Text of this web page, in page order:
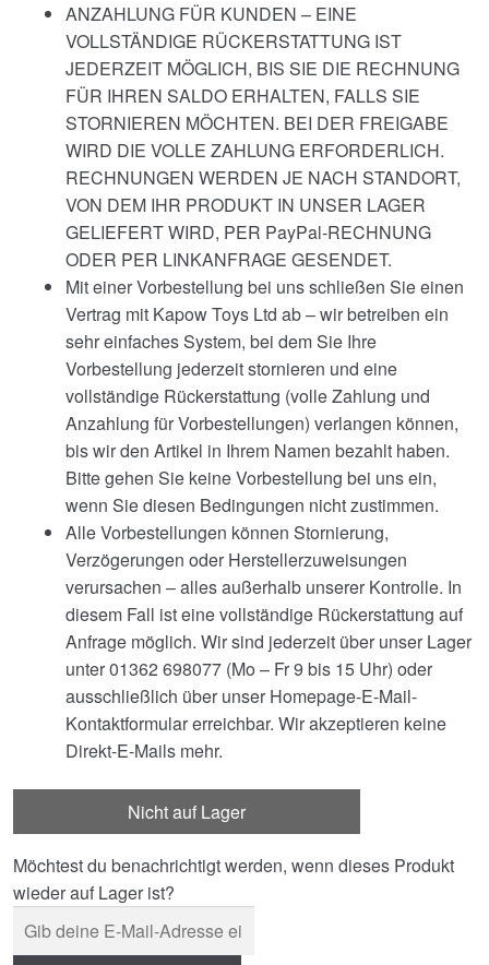
ANZAHLUNG FÜR KUNDEN – EINE
VOLLSTÄNDIGE RÜCKERSTATTUNG IST
JEDERZEIT MÖGLICH, BIS SIE DIE RECHNUNG
FÜR IHREN SALDO ERHALTEN, FALLS SIE
STORNIEREN MÖCHTEN. BEI DER FREIGABE
WIRD DIE VOLLE ZAHLUNG ERFORDERLICH.
RECHNUNGEN WERDEN JE NACH STANDORT,
VON DEM IHR PRODUKT IN UNSER LAGER
GELIEFERT WIRD, PER PayPal-RECHNUNG
ODER PER LINKANFRAGE GESENDET.
Mit einer Vorbestellung bei uns schließen Sie einen
Vertrag mit Kapow Toys Ltd ab – wir betreiben ein
sehr einfaches System, bei dem Sie Ihre
Vorbestellung jederzeit stornieren und eine
vollständige Rückerstattung (volle Zahlung und
Anzahlung für Vorbestellungen) verlangen können,
bis wir den Artikel in Ihrem Namen bezahlt haben.
Bitte gehen Sie keine Vorbestellung bei uns ein,
wenn Sie diesen Bedingungen nicht zustimmen.
Alle Vorbestellungen können Stornierung,
Verzögerungen oder Herstellerzuweisungen
verursachen – alles außerhalb unserer Kontrolle. In
diesem Fall ist eine vollständige Rückerstattung auf
Anfrage möglich. Wir sind jederzeit über unser Lager
unter 01362 698077 (Mo – Fr 9 bis 15 Uhr) oder
ausschließlich über unser Homepage-E-Mail-
Kontaktformular erreichbar. Wir akzeptieren keine
Direkt-E-Mails mehr.
Nicht auf Lager
Möchtest du benachrichtigt werden, wenn dieses Produkt
wieder auf Lager ist?